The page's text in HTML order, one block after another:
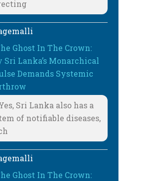
Ghost In The Crown:
Sri Lanka’s Monarchical
Demands Systemic
Sri Lanka also has a
of notifiable diseases,
Ghost In The Crown: